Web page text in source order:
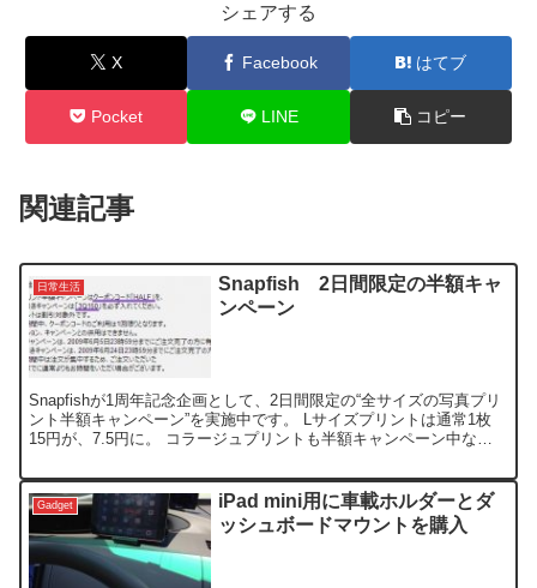
シェアする
X Facebook はてブ
Pocket LINE コピー
関連記事
日常生活
Snapfish 2日間限定の半額キャ
ンペーン
Snapfishが1周年記念企画として、2日間限定の“全サイズの写真プリ
ント半額キャンペーン”を実施中です。 Lサイズプリントは通常1枚
15円が、7.5円に。 コラージュプリントも半額キャンペーン中なら1
Gadget
iPad mini用に車載ホルダーとダ
ッシュボードマウントを購入